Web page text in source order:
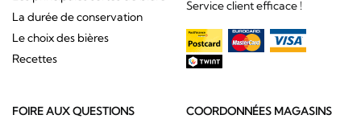
La durée de conservation
Le choix des bières
Recettes
Service client efficace !
FOIRE AUX QUESTIONS COORDONNÉES MAGASINS